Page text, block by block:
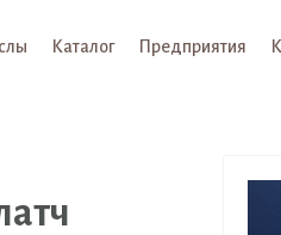
Каталог Предприятия